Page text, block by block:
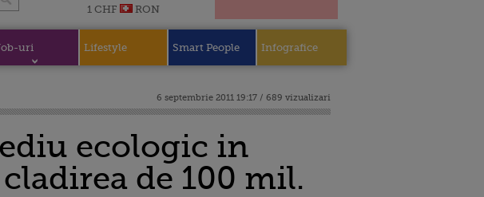
1 CHF
RON
uri Lifestyle Smart People Infografice
6 septembrie 2011 19:17 / 689 vizualizari
ecologic in
de 100 mil.